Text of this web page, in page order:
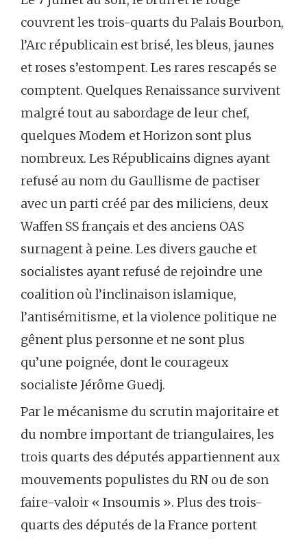
couvrent les trois-quarts du Palais Bourbon,
l’Arc républicain est brisé, les bleus, jaunes
et roses s’estompent. Les rares rescapés se
comptent. Quelques Renaissance survivent
malgré tout au sabordage de leur chef,
quelques Modem et Horizon sont plus
nombreux. Les Républicains dignes ayant
refusé au nom du Gaullisme de pactiser
avec un parti créé par des miliciens, deux
Waffen SS français et des anciens OAS
surnagent à peine. Les divers gauche et
socialistes ayant refusé de rejoindre une
coalition où l’inclinaison islamique,
l’antisémitisme, et la violence politique ne
gênent plus personne et ne sont plus
qu’une poignée, dont le courageux
socialiste Jérôme Guedj.
Par le mécanisme du scrutin majoritaire et
du nombre important de triangulaires, les
trois quarts des députés appartiennent aux
mouvements populistes du RN ou de son
faire-valoir « Insoumis ». Plus des trois-
quarts des députés de la France portent